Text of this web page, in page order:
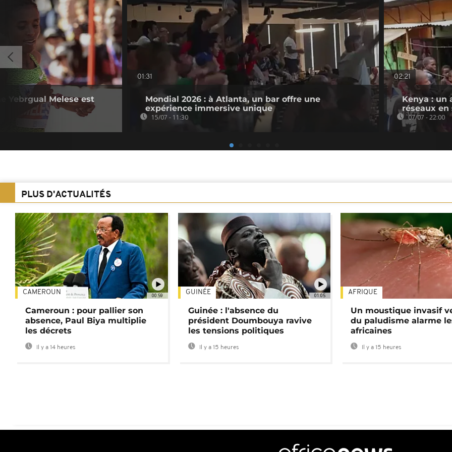
Yebrgual Melese est
01:31
Mondial 2026 : à Atlanta, un bar offre une
expérience immersive unique
15/07 - 11:30
02:21
Kenya : un
réseaux en
07/07 - 22:00
PLUS D'ACTUALITÉS
00:59
CAMEROUN
Cameroun : pour pallier son
absence, Paul Biya multiplie
les décrets
Il y a 14 heures
01:05
GUINÉE
Guinée : l'absence du
président Doumbouya ravive
les tensions politiques
Il y a 15 heures
AFRIQUE
Un moustique invasif
du paludisme alarme
africaines
Il y a 15 heures